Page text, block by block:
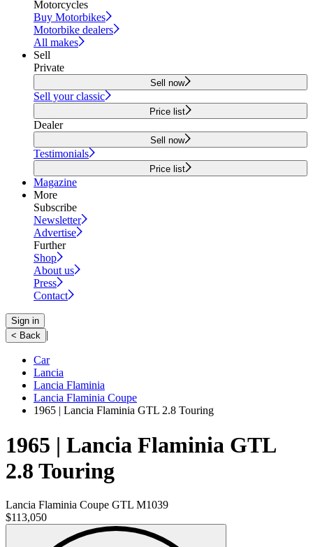
Motorcycles
Buy Motorbikes
Motorbike dealers
All makes
Sell
Private
Sell now
Sell your classic
Price list
Dealer
Sell now
Testimonials
Price list
Magazine
More
Subscribe
Newsletter
Advertise
Further
Shop
About us
Press
Contact
Sign in
< Back |
Car
Lancia
Lancia Flaminia
Lancia Flaminia Coupe
1965 | Lancia Flaminia GTL 2.8 Touring
1965 | Lancia Flaminia GTL
2.8 Touring
Lancia Flaminia Coupe GTL M1039
$113,050